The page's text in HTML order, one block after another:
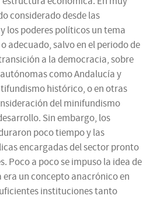
considerado desde las
los poderes políticos un tema
adecuado, salvo en el periodo de
a la democracia, sobre
como Andalucía y
histórico, o en otras
del minifundismo
Sin embargo, los
poco tiempo y las
encargadas del sector pronto
Poco a poco se impuso la idea de
un concepto anacrónico en
instituciones tanto